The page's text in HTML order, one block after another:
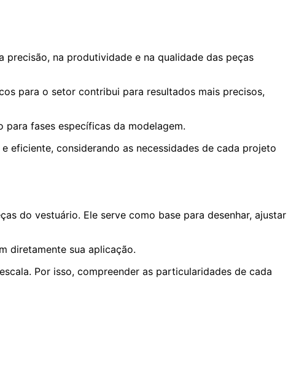
na produtividade e na qualidade das peças
para o setor contribui para resultados mais precisos,
fases específicas da modelagem.
eficiente, considerando as necessidades de cada projeto
do vestuário. Ele serve como base para desenhar, ajustar
diretamente sua aplicação.
Por isso, compreender as particularidades de cada